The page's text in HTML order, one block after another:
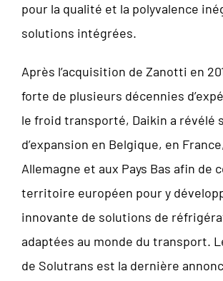
pour la qualité et la polyvalence
solutions intégrées.
Après l’acquisition de Zanotti en
forte de plusieurs décennies
le froid transporté, Daikin a révélé
d’expansion en Belgique, en
Allemagne et aux Pays Bas afin de
territoire européen pour y
innovante de solutions de
adaptées au monde du transport.
de Solutrans est la dernière